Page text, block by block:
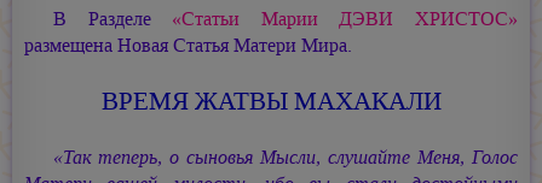
В Разделе «Статьи Марии ДЭВИ ХРИСТОС»
размещена Новая Статья Матери Мира.
ВРЕМЯ ЖАТВЫ МАХАКАЛИ
«Так теперь, о сыновья Мысли, слушайте Меня, Голос